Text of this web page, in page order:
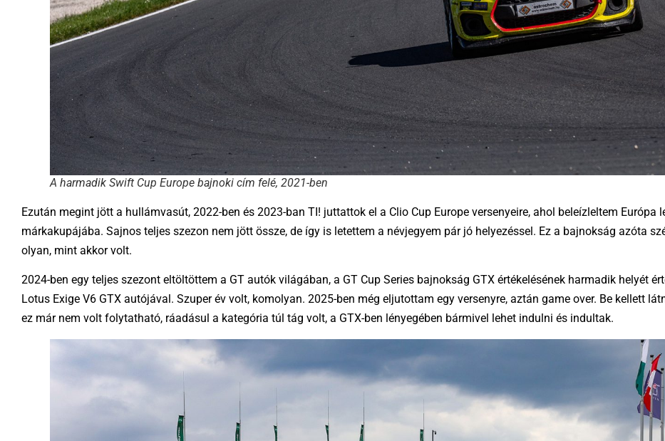
A harmadik Swift Cup Europe bajnoki cím felé, 2021-ben
Ezután megint jött a hullámvasút, 2022-ben és 2023-ban TI! juttattok el a Clio Cup Europe versenyeire, ahol beleízleltem Európa
márkakupájába. Sajnos teljes szezon nem jött össze, de így is letettem a névjegyem pár jó helyezéssel. Ez a bajnokság azóta
olyan, mint akkor volt.
2024-ben egy teljes szezont eltöltöttem a GT autók világában, a GT Cup Series bajnokság GTX értékelésének harmadik helyét
Lotus Exige V6 GTX autójával. Szuper év volt, komolyan. 2025-ben még eljutottam egy versenyre, aztán game over. Be kellett
ez már nem volt folytatható, ráadásul a kategória túl tág volt, a GTX-ben lényegében bármivel lehet indulni és indultak.